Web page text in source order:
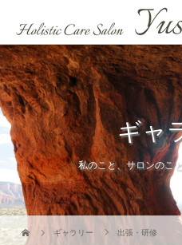
ギャ
私のこと、サロンのこ
ギャラリー 出張・研修